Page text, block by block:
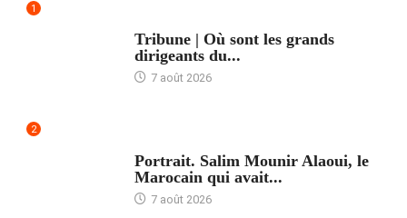
1
Tribune | Où sont les grands
dirigeants du...
7 août 2026
2
Portrait. Salim Mounir Alaoui, le
Marocain qui avait...
7 août 2026